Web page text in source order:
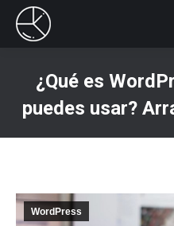
¿Qué es
puedes usar?
WordPress